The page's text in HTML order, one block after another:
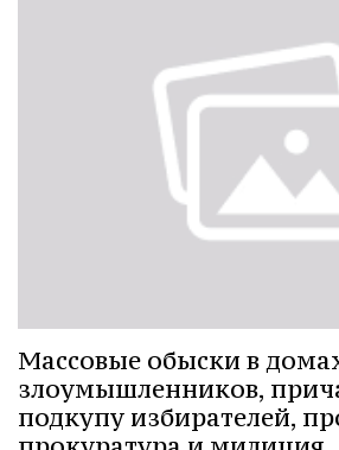
Массовые обыски в
злоумышленников,
подкупу избирателей,